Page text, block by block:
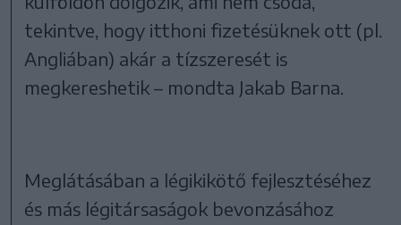
tekintve, hogy itthoni fizetésüknek ott (pl.
Angliában) akár a tízszeresét is
megkereshetik – mondta Jakab Barna.
Meglátásában a légikikötő fejlesztéséhez
és más légitársaságok bevonzásához